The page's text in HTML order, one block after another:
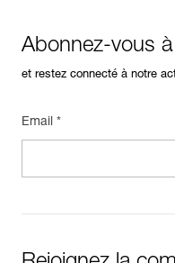
Abonnez-vous
et restez connecté à notre
Email *